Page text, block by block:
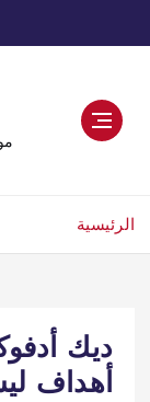
الرئيسية
ديك
أهداف